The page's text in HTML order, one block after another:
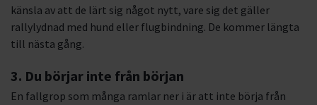
känsla av att de lärt sig något nytt, vare sig det gäller
rallylydnad med hund eller flugbindning. De kommer längta
till nästa gång.
3. Du börjar inte från början
En fallgrop som många ramlar ner i är att inte börja från